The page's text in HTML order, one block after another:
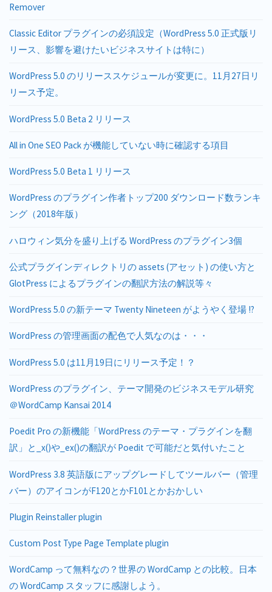
Remover
Classic Editor プラグインの必須設定（WordPress 5.0 正式版リ
リース、影響を避けたいビジネスサイトは特に）
WordPress 5.0 のリリーススケジュールが変更に。11月27日リ
リース予定。
WordPress 5.0 Beta 2 リリース
All in One SEO Pack が機能していない時に確認する項目
WordPress 5.0 Beta 1 リリース
WordPress のプラグイン作者トップ200 ダウンロード数ランキ
ング（2018年版）
ハロウィン気分を盛り上げる WordPress のプラグイン3個
公式プラグインディレクトリの assets (アセット) の使い方と
GlotPress によるプラグインの翻訳方法の解説等々
WordPress 5.0 の新テーマ Twenty Nineteen がようやく登場 !?
WordPress の管理画面の配色で人気なのは・・・
WordPress 5.0 は11月19日にリリース予定！？
WordPress のプラグイン、テーマ開発のビジネスモデル研究
＠WordCamp Kansai 2014
Poedit Pro の新機能「WordPress のテーマ・プラグインを翻
訳」と_x()や_ex()の翻訳が Poedit で可能だと気付いたこと
WordPress 3.8 英語版にアップグレードしてツールバー（管理
バー）のアイコンがF120とかF101とかおかしい
Plugin Reinstaller plugin
Custom Post Type Page Template plugin
WordCamp って無料なの？世界の WordCamp との比較。日本
の WordCamp スタッフに感謝しよう。